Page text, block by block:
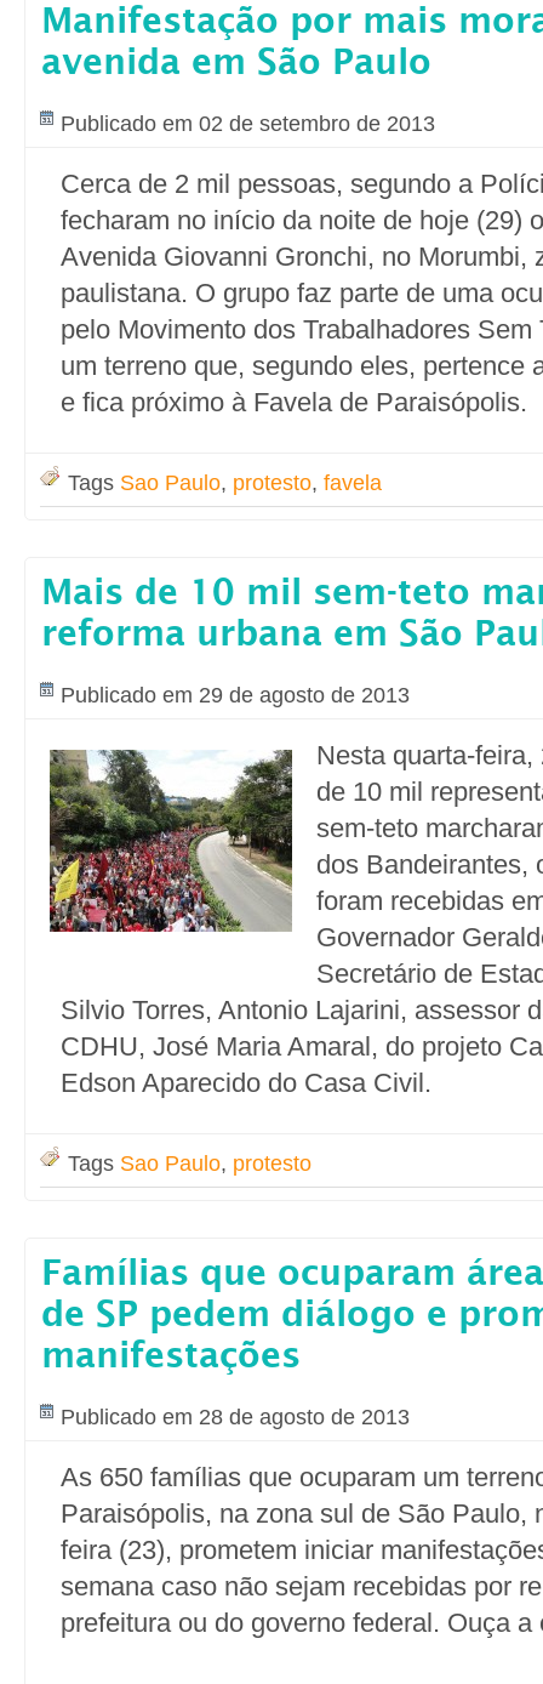
Manifestação por mais
avenida em São Paulo
Publicado em 02 de setembro de 2013
Cerca de 2 mil pessoas, segundo a
fecharam no início da noite de hoje (29)
Avenida Giovanni Gronchi, no Morumbi,
paulistana. O grupo faz parte de uma
pelo Movimento dos Trabalhadores Sem
um terreno que, segundo eles, pertence
e fica próximo à Favela de Paraisópolis.
Tags Sao Paulo, protesto, favela
Mais de 10 mil sem-teto
reforma urbana em São
Publicado em 29 de agosto de 2013
Nesta quarta-
de 10 mil
sem-teto
dos Bandeirantes,
foram recebidas
Governador
Secretário de
Silvio Torres, Antonio Lajarini, assessor
CDHU, José Maria Amaral, do projeto
Edson Aparecido do Casa Civil.
Tags Sao Paulo, protesto
Famílias que ocuparam
de SP pedem diálogo e
manifestações
Publicado em 28 de agosto de 2013
As 650 famílias que ocuparam um
Paraisópolis, na zona sul de São Paulo,
feira (23), prometem iniciar
semana caso não sejam recebidas por
prefeitura ou do governo federal. Ouça